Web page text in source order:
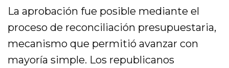
La aprobación fue posible mediante el
proceso de reconciliación presupuestaria,
mecanismo que permitió avanzar con
mayoría simple. Los republicanos